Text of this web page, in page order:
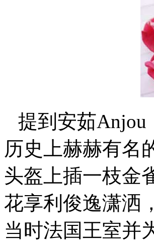
提到安茹Anjou
历史上赫赫有名
头盔上插一枝金
花享利俊逸潇洒
当时法国王室并